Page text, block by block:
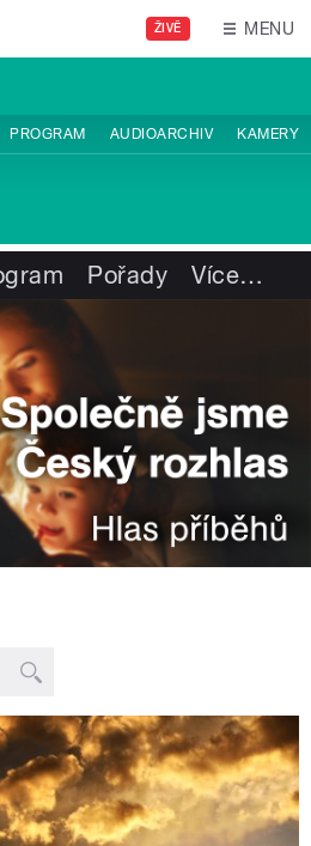
ŽIVĚ MENU
PROGRAM AUDIOARCHIV KAMERY
Pořady Více…